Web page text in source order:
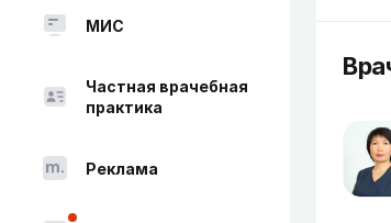
МИС
Частная врачебная
практика
Реклама